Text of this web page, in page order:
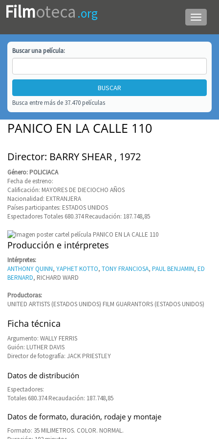
Menú
de
Filmoteca .org
Buscar unapelícula:
Busca entre más de 37.470 películas
PANICO EN LA CALLE 110
Director: BARRY SHEAR , 1972
Género: POLICIACA
Fecha de estreno:
Calificación: MAYORES DE DIECIOCHO AÑOS
Nacionalidad: EXTRANJERA
Países participantes: ESTADOS UNIDOS
Espectadores Totales 680.374 Recaudación: 187.748,85
Producción e intérpretes
Intérpretes:
ANTHONY QUINN, YAPHET KOTTO, TONY FRANCIOSA, PAUL BENJAMIN, ED
BERNARD, RICHARD WARD
Productoras:
UNITED ARTISTS (ESTADOS UNIDOS) FILM GUARANTORS (ESTADOS UNIDOS)
Ficha técnica
Argumento: WALLY FERRIS
Guión: LUTHER DAVIS
Director de fotografía: JACK PRIESTLEY
Datos de distribución
Espectadores:
Totales 680.374 Recaudación: 187.748,85
Datos de formato, duración, rodaje y montaje
Formato: 35 MILIMETROS. COLOR. NORMAL.